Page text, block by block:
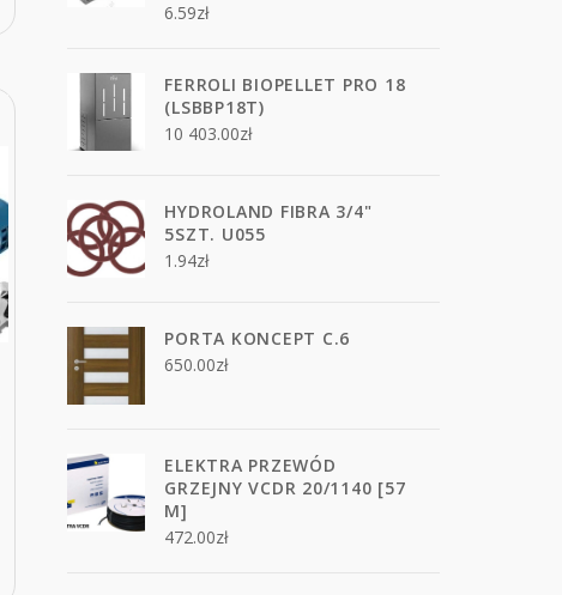
6.59zł
FERROLI BIOPELLET PRO 18
(LSBBP18T)
10 403.00zł
HYDROLAND FIBRA 3/4"
5SZT. U055
1.94zł
PORTA KONCEPT C.6
650.00zł
ELEKTRA PRZEWÓD
GRZEJNY VCDR 20/1140 [57
M]
472.00zł